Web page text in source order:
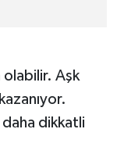
olabilir. Aşk
dikkatli